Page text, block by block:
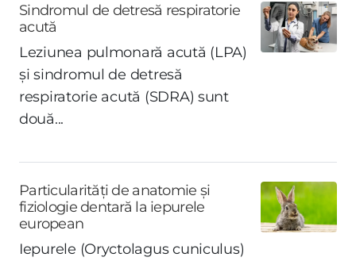
Sindromul de detresă respiratorie
acută
Leziunea pulmonară acută (LPA)
și sindromul de detresă
respiratorie acută (SDRA) sunt
două...
Particularități de anatomie și
fiziologie dentară la iepurele
european
Iepurele (Oryctolagus cuniculus)